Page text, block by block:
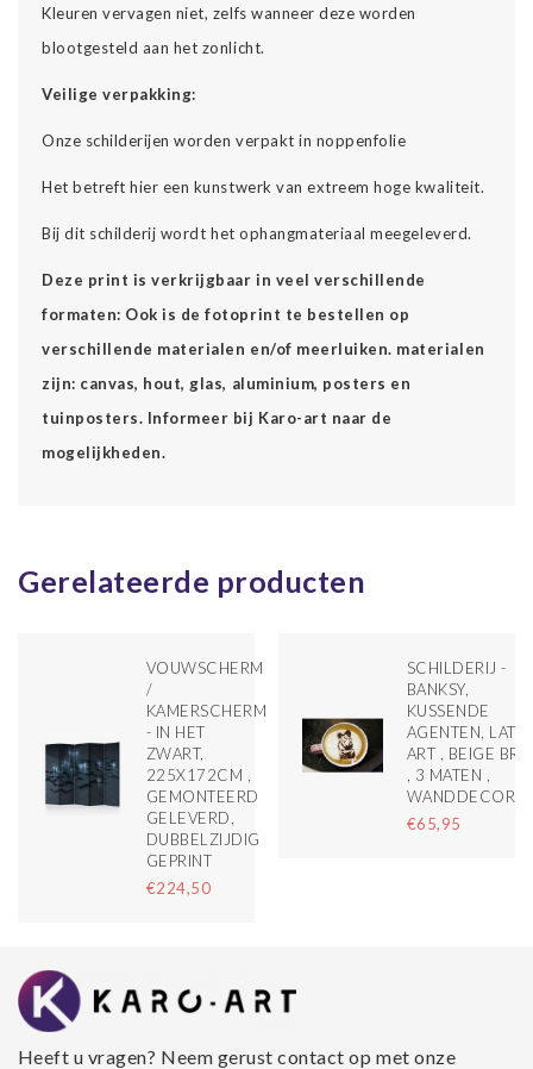
Kleuren vervagen niet, zelfs wanneer deze worden
blootgesteld aan het zonlicht.
Veilige verpakking:
Onze schilderijen worden verpakt in noppenfolie
Het betreft hier een kunstwerk van extreem hoge kwaliteit.
Bij dit schilderij wordt het ophangmateriaal meegeleverd.
Deze print is verkrijgbaar in veel verschillende
formaten: Ook is de fotoprint te bestellen op
verschillende materialen en/of meerluiken. materialen
zijn: canvas, hout, glas, aluminium, posters en
tuinposters. Informeer bij Karo-art naar de
mogelijkheden.
Gerelateerde producten
VOUWSCHERM
/
KAMERSCHERM
- IN HET
ZWART,
225X172CM ,
GEMONTEERD
GELEVERD,
DUBBELZIJDIG
GEPRINT
€224,50
SCHILDERIJ -
BANKSY,
KUSSENDE
AGENTEN,
ART , BEIGE
, 3 MATEN ,
€65,95
Heeft u vragen? Neem gerust contact op met onze